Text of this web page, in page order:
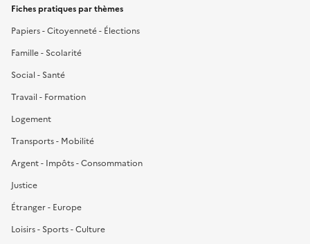
Fiches pratiques par thèmes
Papiers - Citoyenneté - Élections
Famille - Scolarité
Social - Santé
Travail - Formation
Logement
Transports - Mobilité
Argent - Impôts - Consommation
Justice
Étranger - Europe
Loisirs - Sports - Culture